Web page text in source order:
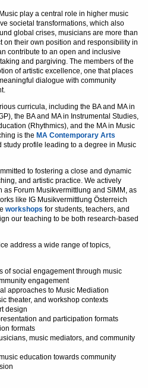
play a central role in higher music
societal transformations, which also
global crises, musicians are more than
on their own position and responsibility in
contribute to an open and inclusive
and pargiving. The members of the
of artistic excellence, one that places
dialogue with community
curricula, including the BA and MA in
the BA and MA in Instrumental Studies,
(Rhythmics), and the MA in Music
is the MA Contemporary Arts
study profile leading to a degree in Music
to fostering a close and dynamic
and artistic practice. We actively
Forum Musikvermittlung and SIMM, as
like IG Musikvermittlung Österreich
workshops for students, teachers, and
our teaching to be both research-based
address a wide range of topics,
of social engagement through music
engagement
approaches to Music Mediation
theater, and workshop contexts
design
and participation formats
formats
music mediators, and community
education towards community